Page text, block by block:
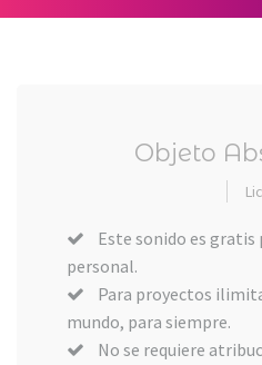
Objeto
Este sonido es gratis
personal.
Para proyectos
mundo, para siempre.
No se requiere